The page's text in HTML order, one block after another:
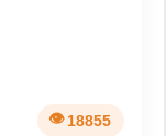
18855